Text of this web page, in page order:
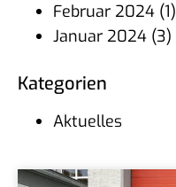
Februar 2024 (1)
Januar 2024 (3)
Kate­go­rien
Aktuelles